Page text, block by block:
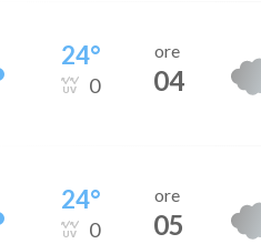
24°
0
ore
04
24°
0
ore
05